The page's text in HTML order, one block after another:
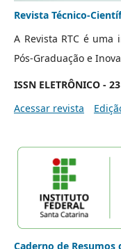
Revista Técnico-
A Revista RTC é uma
Pós-Graduação e
ISSN ELETRÔNICO -
Acessar revista
Caderno de Resumos